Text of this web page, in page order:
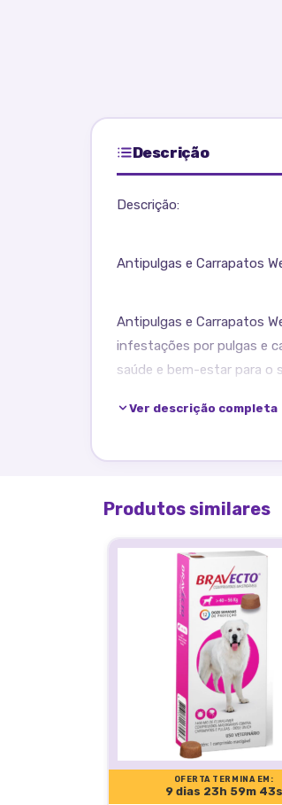
Descrição
Descrição:
Antipulgas e Carrapatos
Antipulgas e Carrapatos
infestações por pulgas e
saúde e bem-estar para o
Faixa de peso: 40,1 a 56 kg
Idade mínima: a partir de 8
Contraindicações:
Não administrar em
Não utilizar em gatos;
Ver descrição completa
Produtos similares
OFERTA TERMINA EM:
9 dias 23h 59m 42s